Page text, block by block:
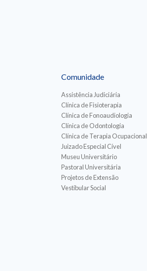
Comunidade
Assistência Judiciária
Clínica de Fisioterapia
Clínica de Fonoaudiologia
Clínica de Odontologia
Clínica de Terapia Ocupacional
Juizado Especial Cível
Museu Universitário
Pastoral Universitária
Projetos de Extensão
Vestibular Social